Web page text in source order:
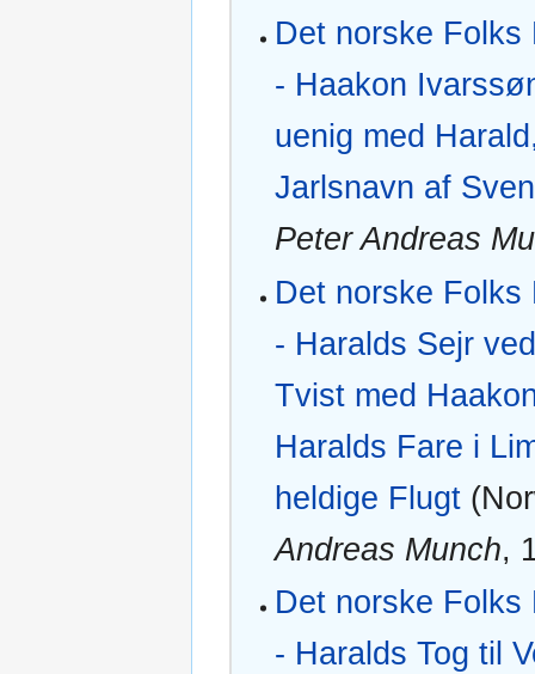
Det norske Folks
- Haakon
uenig med
Jarlsnavn af Sven
Peter Andreas
Det norske Folks
- Haralds Sejr
Tvist med
Haralds Fare i
heldige Flugt
Andreas Munch,
Det norske Folks
- Haralds Tog til